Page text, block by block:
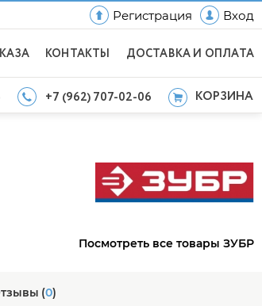
Регистрация Вход
КОНТАКТЫ ДОСТАВКА И ОПЛАТА
+7 (962) 707-02-06 КОРЗИНА
Посмотреть все товары ЗУБР
(0)